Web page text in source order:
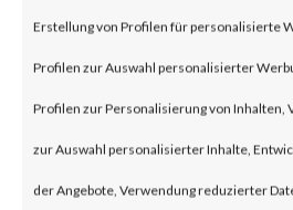
Erstellung von Profilen für personalisierte
Profilen zur Auswahl personalisierter
Profilen zur Personalisierung von Inhalten,
zur Auswahl personalisierter Inhalte,
der Angebote, Verwendung reduzierter
allows an
attacker with
achieve remote
The vulnerability
base score of 9.8